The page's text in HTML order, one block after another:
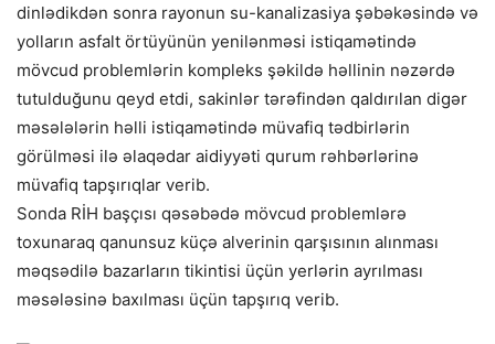
dinlədikdən sonra rayonun su-kanalizasiya şəbəkəsində və
yolların asfalt örtüyünün yenilənməsi istiqamətində
mövcud problemlərin kompleks şəkildə həllinin nəzərdə
tutulduğunu qeyd etdi, sakinlər tərəfindən qaldırılan digər
məsələlərin həlli istiqamətində müvafiq tədbirlərin
görülməsi ilə əlaqədar aidiyyəti qurum rəhbərlərinə
müvafiq tapşırıqlar verib.
Sonda RİH başçısı qəsəbədə mövcud problemlərə
toxunaraq qanunsuz küçə alverinin qarşısının alınması
məqsədilə bazarların tikintisi üçün yerlərin ayrılması
məsələsinə baxılması üçün tapşırıq verib.